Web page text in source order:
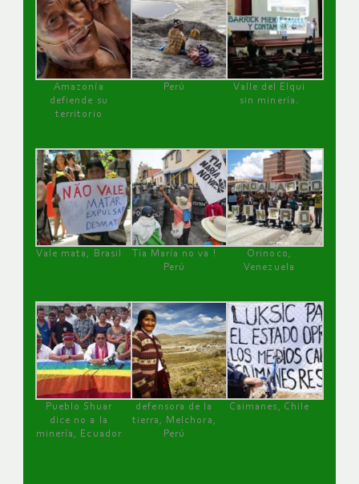
Amazonía
defiende su
territorio
Perú
Valle del Elqui
sin minería.
Vale mata, Brasil
Tía María no va !
Perú
Orinoco,
Venezuela
Pueblo Shuar
dice no a la
minería, Ecuador
defensora de la
tierra, Melchora,
Perú
Caimanes, Chile